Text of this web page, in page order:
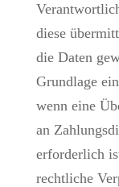
diese
die Daten
Grundlage
wenn eine
an
erforderlich
rechtliche